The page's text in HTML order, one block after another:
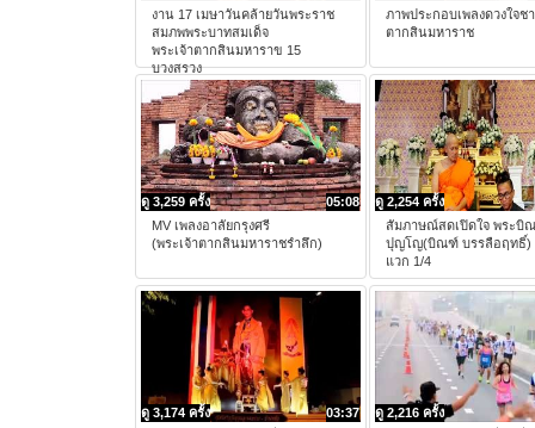
งาน 17 เมษาวันคล้ายวันพระราช
สมภพพระบาทสมเด็จ
พระเจ้าตากสินมหาราข 15
บวงสรวง
ภาพประกอบเพลงดวงใจช
ตากสินมหาราช
05:08
ดู 3,259 ครั้ง
MV เพลงอาลัยกรุงศรี
(พระเจ้าตากสินมหาราชรําลึก)
ดู 2,254 ครั้ง
สัมภาษณ์สดเปิดใจ พระบิ
ปุญโญ(บิณฑ์ บรรลือฤทธิ์)
แวก 1/4
03:37
ดู 3,174 ครั้ง
ดู 2,216 ครั้ง